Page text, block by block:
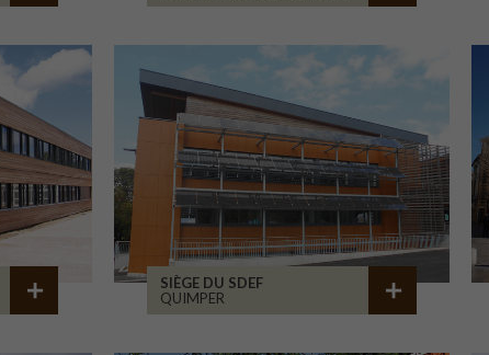
SIÈGE DU SDEF
QUIMPER